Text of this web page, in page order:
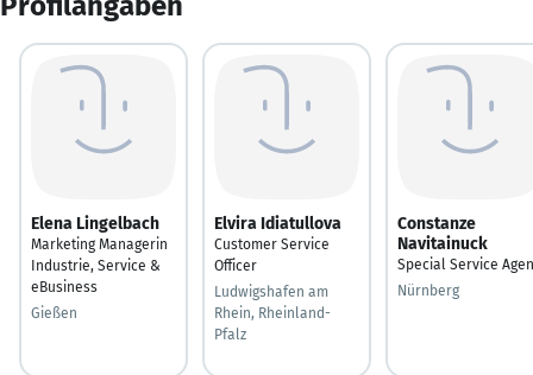
Elena Lingelbach
Marketing Managerin
Industrie, Service &
eBusiness
Gießen
Elvira Idiatullova
Customer Service
Officer
Ludwigshafen am
Rhein, Rheinland-
Pfalz
Constanze
Navitainuck
Special Service
Nürnberg